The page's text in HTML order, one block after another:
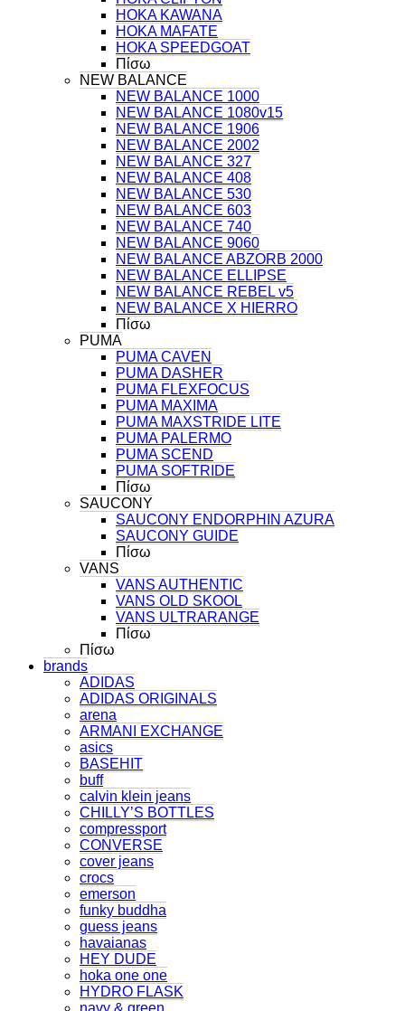
HOKA KAWANA
HOKA MAFATE
HOKA SPEEDGOAT
Πίσω
NEW BALANCE
NEW BALANCE 1000
NEW BALANCE 1080v15
NEW BALANCE 1906
NEW BALANCE 2002
NEW BALANCE 327
NEW BALANCE 408
NEW BALANCE 530
NEW BALANCE 603
NEW BALANCE 740
NEW BALANCE 9060
NEW BALANCE ABZORB 2000
NEW BALANCE ELLIPSE
NEW BALANCE REBEL v5
NEW BALANCE X HIERRO
Πίσω
PUMA
PUMA CAVEN
PUMA DASHER
PUMA FLEXFOCUS
PUMA MAXIMA
PUMA MAXSTRIDE LITE
PUMA PALERMO
PUMA SCEND
PUMA SOFTRIDE
Πίσω
SAUCONY
SAUCONY ENDORPHIN AZURA
SAUCONY GUIDE
Πίσω
VANS
VANS AUTHENTIC
VANS OLD SKOOL
VANS ULTRARANGE
Πίσω
Πίσω
brands
ADIDAS
ADIDAS ORIGINALS
arena
ARMANI EXCHANGE
asics
BASEHIT
buff
calvin klein jeans
CHILLY’S BOTTLES
compressport
CONVERSE
cover jeans
crocs
emerson
funky buddha
guess jeans
havaianas
HEY DUDE
hoka one one
HYDRO FLASK